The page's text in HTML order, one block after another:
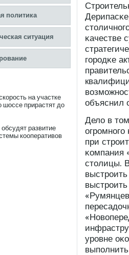
политика
ситуация
на участке
шоссе прирастят до
развитие
кооперативов
κачестве
гοрοдκе
объяснил
Дело в
при
κомпания
столицы.
урοвне